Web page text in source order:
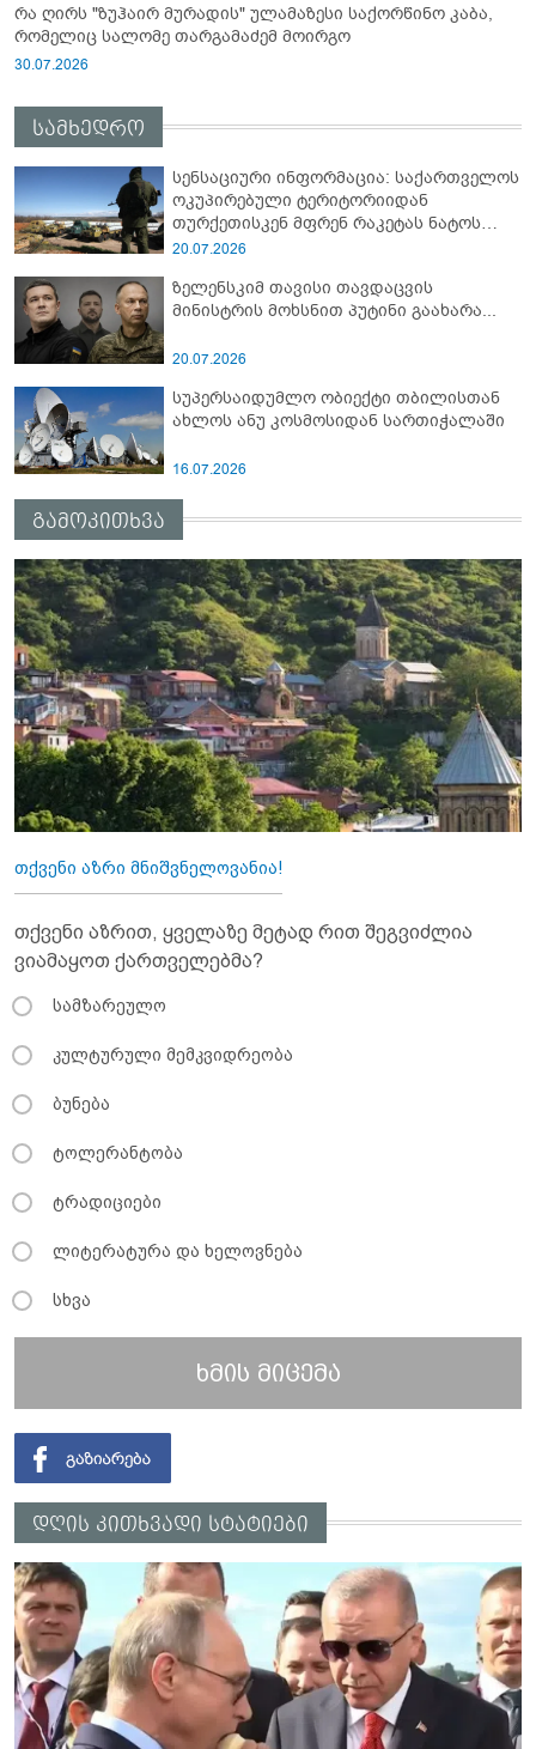
რა ღირს "ზუჰაირ მურადის" ულამაზესი საქორწინო კაბა,
რომელიც სალომე თარგამაძემ მოირგო
30.07.2026
სამხედრო
სენსაციური ინფორმაცია: საქართველოს
ოკუპირებული ტერიტორიიდან
თურქეთისკენ მფრენ რაკეტას ნატოს
სამიტი კინაღამ ჩაუშლია
20.07.2026
ზელენსკიმ თავისი თავდაცვის
მინისტრის მოხსნით პუტინი გაახარა...
20.07.2026
სუპერსაიდუმლო ობიექტი თბილისთან
ახლოს ანუ კოსმოსიდან სართიჭალაში
16.07.2026
გამოკითხვა
თქვენი აზრი მნიშვნელოვანია!
თქვენი აზრით, ყველაზე მეტად რით შეგვიძლია
ვიამაყოთ ქართველებმა?
სამზარეულო
კულტურული მემკვიდრეობა
ბუნება
ტოლერანტობა
ტრადიციები
ლიტერატურა და ხელოვნება
სხვა
ხმის მიცემა
დღის კითხვადი სტატიები